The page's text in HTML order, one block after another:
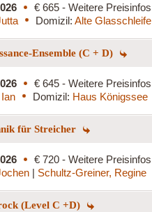
€ 665 - Weitere Preisinfos
Domizil: Alte Glasschleife
Ensemble (C + D)
€ 645 - Weitere Preisinfos
Domizil: Haus Königssee
für Streicher
€ 720 - Weitere Preisinfos
| Schultz-Greiner, Regine
(Level C +D)